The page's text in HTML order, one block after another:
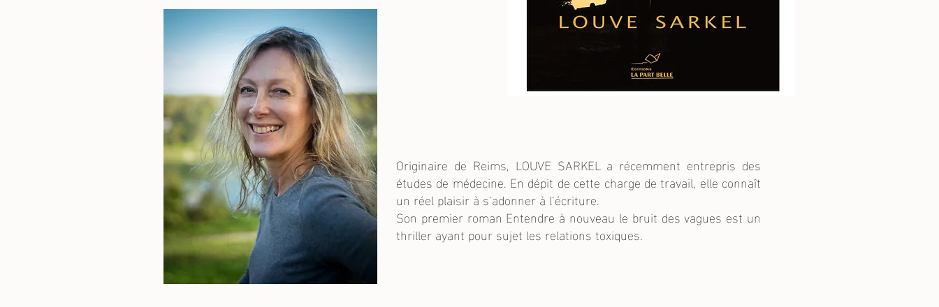
Originaire de Reims, LOUVE SARKEL a récemment entrepris des
études de médecine. En dépit de cette charge de travail, elle connaît
un réel plaisir à s’adonner à l’écriture.
Son premier roman Entendre à nouveau le bruit des vagues est un
thriller ayant pour sujet les relations toxiques.